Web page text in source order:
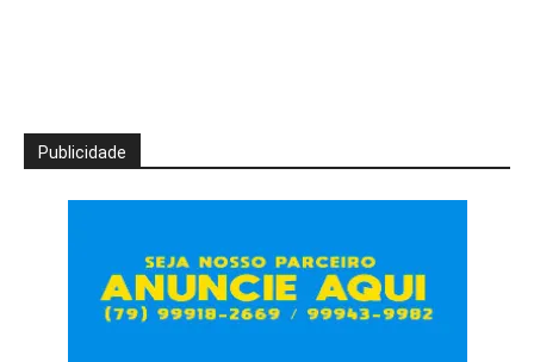
Publicidade